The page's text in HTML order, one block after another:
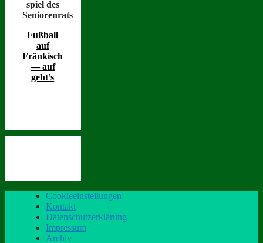
spiel des
Seniorenrats
Fußball
auf
Fränkisch
— auf
geht’s
Cookieeinstellungen
Kontakt
Datenschutzerklärung
Impressum
Archiv